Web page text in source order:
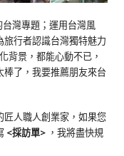
台灣專題；運用台灣風
行者認識台灣獨特魅力
背景，都能心動不已，
了，我要推薦朋友來台
人職人創業家，如果您
<採訪單> ，我將盡快規